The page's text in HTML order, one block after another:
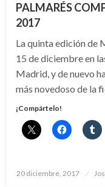
PALMARÉS
2017
La quinta edición de
15 de diciembre en
Madrid, y de nuevo
más novedoso de la
¡Compártelo!
Publicado
20 diciembre, 2017